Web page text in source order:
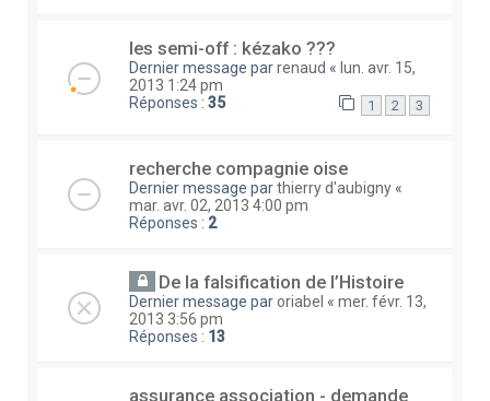
les semi-off : kézako ???
Dernier message parrenaud « lun. avr. 15,
2013 1:24 pm
Réponses : 35 1 2 3
recherche compagnie oise
Dernier message parthierry d'aubigny «
mar. avr. 02, 2013 4:00 pm
Réponses : 2
De la falsification de l’Histoire
Dernier message paroriabel « mer. févr. 13,
2013 3:56 pm
Réponses : 13
assurance association - demande